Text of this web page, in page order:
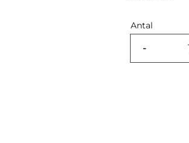
Antal
-